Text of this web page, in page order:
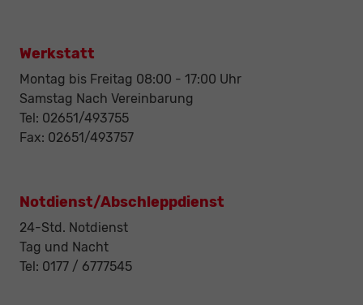
Werkstatt
Montag bis Freitag 08:00 - 17:00 Uhr
Samstag Nach Vereinbarung
Tel: 02651/493755
Fax: 02651/493757
Notdienst/Abschleppdienst
24-Std. Notdienst
Tag und Nacht
Tel: 0177 / 6777545